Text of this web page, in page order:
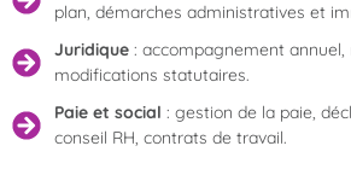
plan, démarches administratives et
Juridique : accompagnement
modifications statutaires.
Paie et social : gestion de la paie,
conseil RH, contrats de travail.